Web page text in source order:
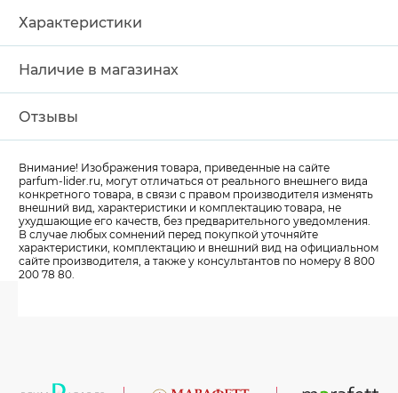
Характеристики
Наличие в магазинах
Отзывы
Внимание! Изображения товара, приведенные на сайте
parfum-lider.ru, могут отличаться от реального внешнего вида
конкретного товара, в связи с правом производителя изменять
внешний вид, характеристики и комплектацию товара, не
ухудшающие его качеств, без предварительного уведомления.
В случае любых сомнений перед покупкой уточняйте
характеристики, комплектацию и внешний вид на официальном
сайте производителя, а также у консультантов по номеру 8 800
200 78 80.